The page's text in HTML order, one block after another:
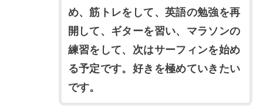
め、筋トレをして、英語の勉強を再
開して、ギターを習い、マラソンの
練習をして、次はサーフィンを始め
る予定です。好きを極めていきたい
です。